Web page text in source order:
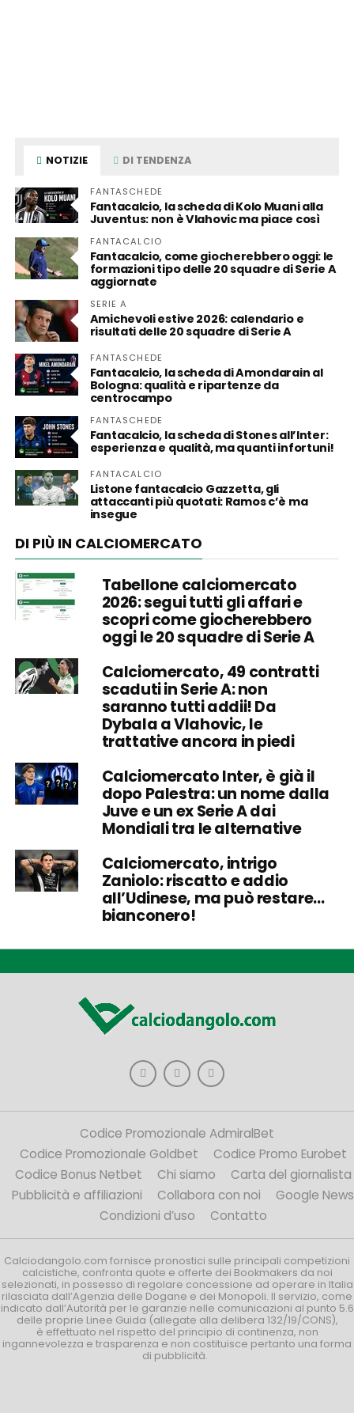
NOTIZIE DI TENDENZA
FANTASCHEDE
Fantacalcio, la scheda di Kolo Muani alla
Juventus: non è Vlahovic ma piace così
FANTACALCIO
Fantacalcio, come giocherebbero oggi: le
formazioni tipo delle 20 squadre di Serie A
aggiornate
SERIE A
Amichevoli estive 2026: calendario e
risultati delle 20 squadre di Serie A
FANTASCHEDE
Fantacalcio, la scheda di Amondarain al
Bologna: qualità e ripartenze da
centrocampo
FANTASCHEDE
Fantacalcio, la scheda di Stones all’Inter:
esperienza e qualità, ma quanti infortuni!
FANTACALCIO
Listone fantacalcio Gazzetta, gli
attaccanti più quotati: Ramos c’è ma
insegue
DI PIÙ IN CALCIOMERCATO
Tabellone calciomercato
2026: segui tutti gli affari e
scopri come giocherebbero
oggi le 20 squadre di Serie A
Calciomercato, 49 contratti
scaduti in Serie A: non
saranno tutti addii! Da
Dybala a Vlahovic, le
trattative ancora in piedi
Calciomercato Inter, è già il
dopo Palestra: un nome dalla
Juve e un ex Serie A dai
Mondiali tra le alternative
Calciomercato, intrigo
Zaniolo: riscatto e addio
all’Udinese, ma può restare…
bianconero!
Codice Promozionale AdmiralBet
Codice Promozionale Goldbet
Codice Promo Eurobet
Codice Bonus Netbet
Chi siamo
Carta del giornalista
Pubblicità e affiliazioni
Collabora con noi
Google News
Condizioni d’uso
Contatto
Calciodangolo.com fornisce pronostici sulle principali competizioni
calcistiche, confronta quote e offerte dei Bookmakers da noi
selezionati, in possesso di regolare concessione ad operare in Italia
rilasciata dall’Agenzia delle Dogane e dei Monopoli. Il servizio, come
indicato dall’Autorità per le garanzie nelle comunicazioni al punto 5.6
delle proprie Linee Guida (allegate alla delibera 132/19/CONS),
è effettuato nel rispetto del principio di continenza, non
ingannevolezza e trasparenza e non costituisce pertanto una forma
di pubblicità.